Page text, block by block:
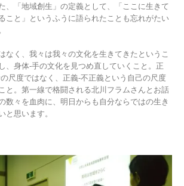
、「地域創生」の定義として、「ここに生きて
こと」というふうに語られたことも忘れがたい
なく、我々は我々の文化を生きてきたというこ
、身体-手の文化を見つめ直していくこと。正
尺度ではなく、正義-不正義という自己の尺度
と。第一線で格闘される北川フラムさんとお話
数々を血肉に、明日からも自分ならではの生き
思います。